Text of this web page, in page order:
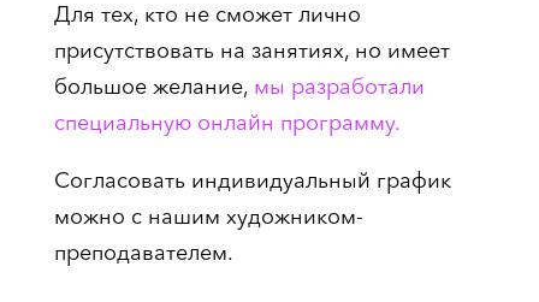
Для тех, кто не сможет лично
присутствовать на занятиях, но имеет
большое желание,мы разработали
специальную онлайн программу.
Согласовать индивидуальный график
можно с нашим художником-
преподавателем.